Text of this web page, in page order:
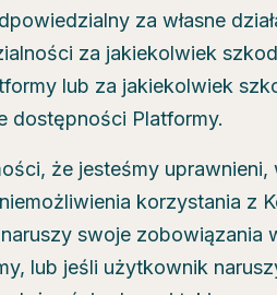
za własne
za jakiekolwiek
lub za jakiekolwiek
dostępności Platformy.
że jesteśmy uprawnieni,
korzystania z
swoje
lub jeśli użytkownik